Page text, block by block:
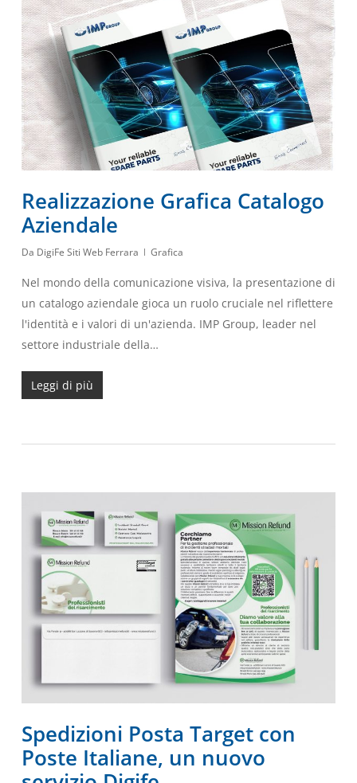
Realizzazione Grafica Catalogo
Aziendale
Da DigiFe Siti Web Ferrara Grafica
Nel mondo della comunicazione visiva, la presentazione di
un catalogo aziendale gioca un ruolo cruciale nel riflettere
l'identità e i valori di un'azienda. IMP Group, leader nel
settore industriale della…
Leggi di più
Spedizioni Posta Target con
Poste Italiane, un nuovo